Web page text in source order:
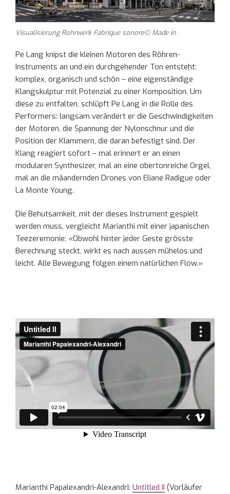
Visualisierung Rohrwerk Fabrique sonore© Made in
Pe Lang knipst die kleinen Motoren des Röhren-
Instruments an und ein durchgehender Ton entsteht:
komplex, organisch und schön – eine eigenständige
Klangskulptur mit Potenzial zu einer Komposition. Um
diese zu entfalten, schlüpft Pe Lang in die Rolle des
Performers: langsam verändert er die Geschwindigkeiten
der Motoren, die Spannung der Nylonschnur und die
Position der Klammern, die daran befestigt sind. Der
Klang reagiert sofort – mal erinnert er an einen
modularen Synthesizer, mal an eine obertonreiche Orgel,
mal an die mäandernden Drones von Eliane Radigue oder
La Monte Young.
Die Behutsamkeit, mit der dieses Instrument gespielt
werden muss, vergleicht Marianthi mit einer japanischen
Teezeremonie: «Obwohl hinter jeder Geste grösste
Berechnung steckt, wirkt es nach aussen mühelos und
leicht. Alle Bewegung folgen einem natürlichen Flow.»
Marianthi Papalexandri-Alexandri: Untitled II (Vorläufer